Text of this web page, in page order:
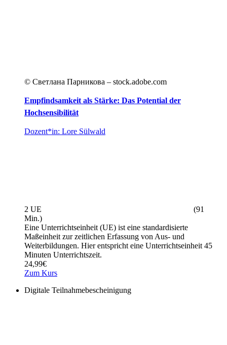
© Светлана Парникова – stock.adobe.com
Empfindsamkeit als Stärke: Das Potential der
Hochsensibilität
Dozent*in: Lore Sülwald
2 UE
(91
Min.)
Eine Unterrichtseinheit (UE) ist eine standardisierte
Maßeinheit zur zeitlichen Erfassung von Aus- und
Weiterbildungen. Hier entspricht eine Unterrichtseinheit 45
Minuten Unterrichtszeit.
24,99€
Zum Kurs
Digitale Teilnahmebescheinigung